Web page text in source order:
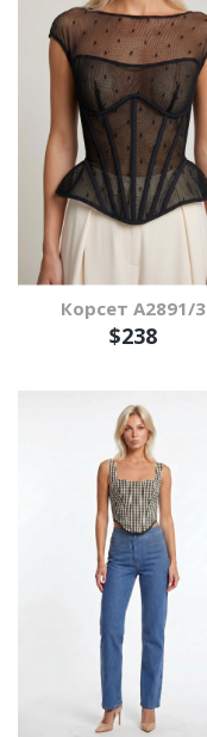
Корсет А2891/3
$238